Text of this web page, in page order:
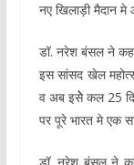
नए खिलाड़ी मैदान
डॉ. नरेश बंसल ने
इस सांसद खेल
व अब इसेेे कल 25
पर पूरे भारत मे एक